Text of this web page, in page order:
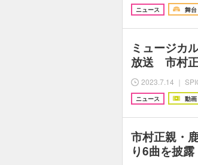
ニュース 舞台
ミュージカ
放送 市村
2023.7.14 ｜
ニュース 動画
市村正親・
り6曲を披